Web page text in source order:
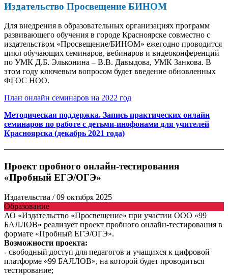
Издательство Просвещение БИНОМ
Для внедрения в образовательных организациях программ
развивающего обучения в городе Красноярске совместно с
издательством «Просвещение/БИНОМ» ежегодно проводится
цикл обучающих семинаров, вебинаров и видеоконференций
по УМК Д.Б. Эльконина – В.В. Давыдова, УМК Занкова. В
этом году ключевым вопросом будет введение обновленных
ФГОС НОО.
План онлайн семинаров на 2022 год
Методическая поддержка. Запись практических онлайн
семинаров по работе с детьми-инофонами для учителей
Красноярска (декабрь 2021 года)
Проект пробного онлайн-тестирования
«Пробный ЕГЭ/ОГЭ»
Издательства / 09 октября 2025
Образование
АО «Издательство «Просвещение» при участии ООО «99
БАЛЛОВ» реализует проект пробного онлайн-тестирования в
формате «Пробный ЕГЭ/ОГЭ».
Возможности проекта:
- свободный доступ для педагогов и учащихся к цифровой
платформе «99 БАЛЛОВ», на которой будет проводиться
тестирование;